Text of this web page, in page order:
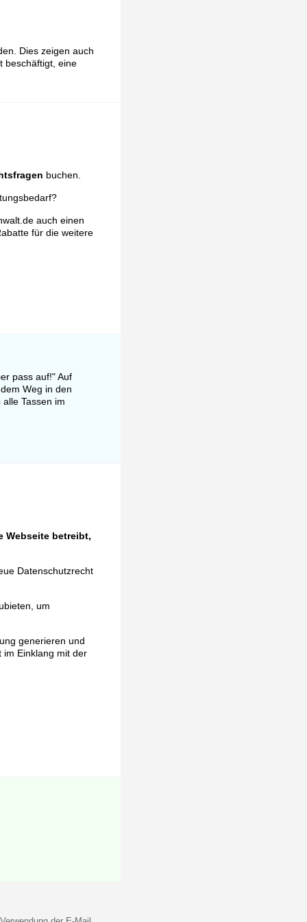
Dies zeigen auch
beschäftigt, eine
buchen.
auch einen
für die weitere
pass auf!" Auf
Weg in den
Tassen im
Webseite betreibt,
Datenschutzrecht
um
generieren und
im Einklang mit der